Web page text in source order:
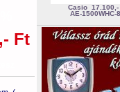
Ft
Casio 17.100,-
AE-1500WHC-